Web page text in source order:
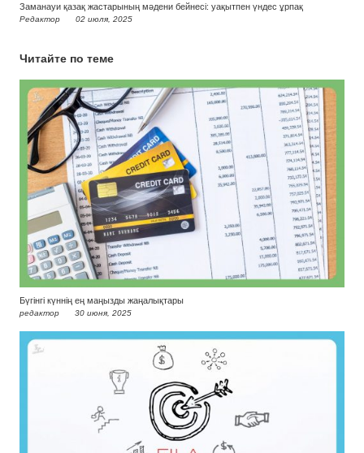
Заманауи қазақ жастарының мәдени бейнесі: уақытпен үндес ұрпақ
Редактор 02 июля, 2025
Читайте по теме
Бүгінгі күннің ең маңызды жаңалықтары
редактор 30 июня, 2025